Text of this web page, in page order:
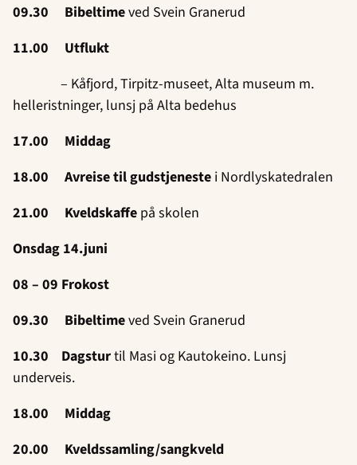
09.30 Bibeltimeved Svein Granerud
11.00 Utflukt
– Kåfjord, Tirpitz-museet, Alta museum m.
helleristninger, lunsj på Alta bedehus
17.00 Middag
18.00 Avreise til gudstjeneste i Nordlyskatedralen
21.00 Kveldskaffe på skolen
Onsdag 14.juni
08 – 09 Frokost
09.30 Bibeltimeved Svein Granerud
10.30 Dagsturtil Masi og Kautokeino. Lunsj
underveis.
18.00 Middag
20.00 Kveldssamling/sangkveld